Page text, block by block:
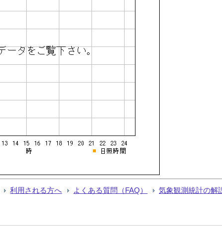
利用される方へ よくある質問（FAQ） 気象観測統計の解